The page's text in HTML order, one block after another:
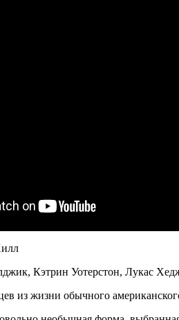
Кэтрин Уотерстон, Лукас
из жизни обычного